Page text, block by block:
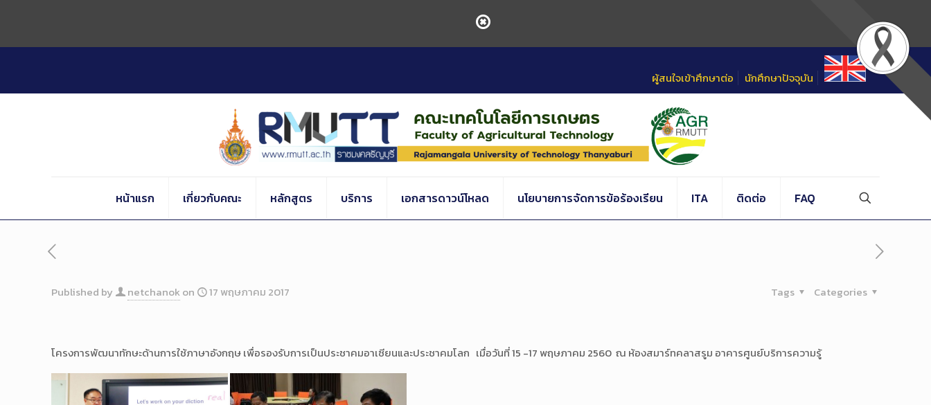
Content
ผู้สนใจเข้าศึกษาต่อ นักศึกษาปัจจุบัน
หน้าแรก เกี่ยวกับคณะ หลักสูตร บริการ เอกสารดาวน์โหลด นโยบายการจัดการข้อร้องเรียน ITA ติดต่อ FAQ
Published by netchanokon 17 พฤษภาคม 2017 Categories
Tags
โครงการพัฒนาทักษะด้านการใช้ภาษาอังกฤษ เพื่อรองรับการเป็นประชาคมอาเซียนและประชาคมโลก เมื่อวันที่ 15 -17 พฤษภาคม 2560 ณ ห้องสมาร์ทคลาสรูม อาคารศูนย์บริการความรู้